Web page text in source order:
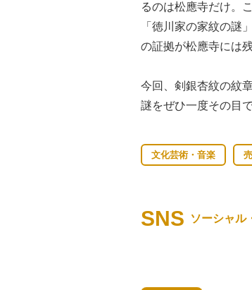
るのは松應寺だけ。
「徳川家の家紋の謎
の証拠が松應寺には
今回、剣銀杏紋の紋
謎をぜひ一度その目
文化芸術・音楽
SNS ソーシャル